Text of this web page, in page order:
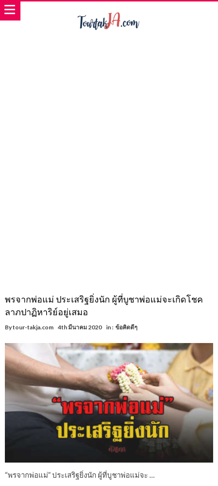
พรจากพ่อแม่ ประเสริฐยิ่งนัก ผู้ที่บูชาพ่อแม่จะเกิดโชค
ลาภปาฏิหาริย์อยู่เสมอ
Bytour-takja.com 4th มีนาคม 2020 in : ข้อคิดดีๆ
“พรจากพ่อแม่” ประเสริฐยิ่งนัก ผู้ที่บูชาพ่อแม่จะ …